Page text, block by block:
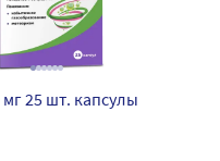
25 шт. капсулы